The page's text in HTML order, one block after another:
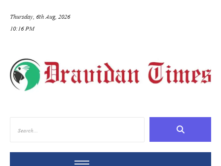
Thursday, 6th Aug, 2026
10:16 PM